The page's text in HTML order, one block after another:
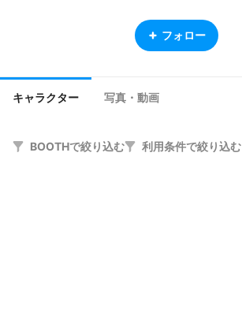
フォロー
キャラクター 写真・動画
BOOTHで絞り込む 利用条件で絞り込む